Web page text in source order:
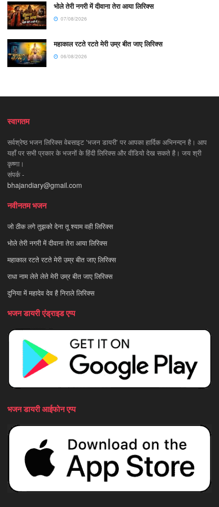
भोले तेरी नगरी में दीवाना तेरा आया लिरिक्स
07/08/2026
महाकाल रटते रटते मेरी उम्र बीत जाए लिरिक्स
06/08/2026
स्वागतम
सर्वश्रेष्ठ भजन लिरिक्स वेबसाइट 'भजन डायरी' पर आपका हार्दिक अभिनन्दन है। आप
यहाँ पर सभी प्रकार के भजनों के हिंदी लिरिक्स और वीडियो देख सकते है। जय श्री
कृष्णा।
संपर्क -
bhajandiary@gmail.com
नवीनतम भजन
जो ठीक लगे तुझको देना तू श्याम वही लिरिक्स
भोले तेरी नगरी में दीवाना तेरा आया लिरिक्स
महाकाल रटते रटते मेरी उम्र बीत जाए लिरिक्स
राधा नाम लेते लेते मेरी उम्र बीत जाए लिरिक्स
दुनिया में महादेव देव है निराले लिरिक्स
भजन डायरी एंड्राइड एप्प
भजन डायरी आईफोन एप्प